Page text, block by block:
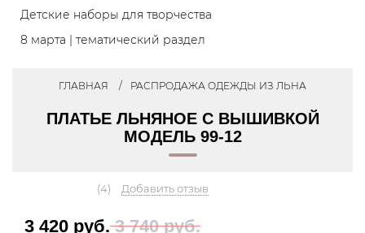
Детские наборы для творчества
8 марта | тематический раздел
ГЛАВНАЯ РАСПРОДАЖА ОДЕЖДЫ ИЗ ЛЬНА
ПЛАТЬЕ ЛЬНЯНОЕ С ВЫШИВКОЙ
МОДЕЛЬ 99-12
(4) Добавить отзыв
3 420 руб.3 740 руб.